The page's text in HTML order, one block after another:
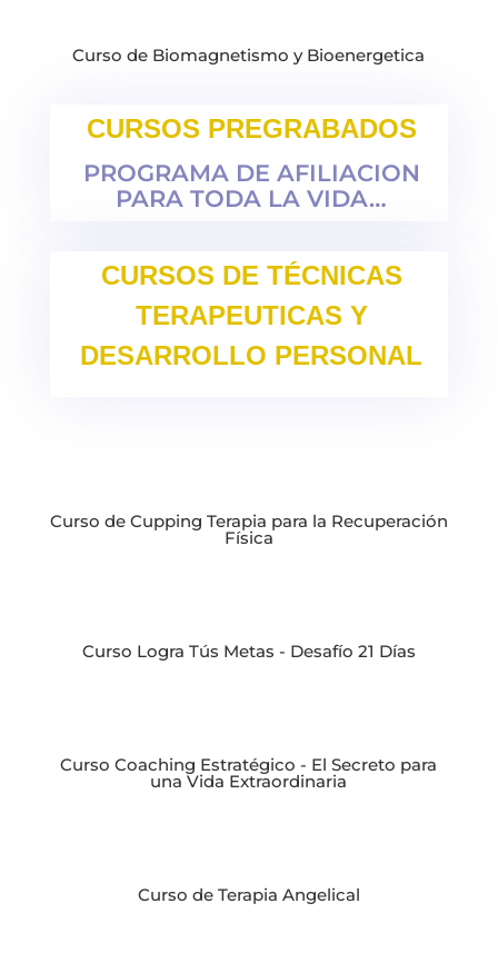
Curso de Biomagnetismo y Bioenergetica
CURSOS PREGRABADOS
PROGRAMA DE AFILIACION
PARA TODA LA VIDA…
CURSOS DE TÉCNICAS
TERAPEUTICAS Y
DESARROLLO PERSONAL
Curso de Cupping Terapia para la Recuperación
Física
Curso Logra Tús Metas - Desafío 21 Días
Curso Coaching Estratégico - El Secreto para
una Vida Extraordinaria
Curso de Terapia Angelical